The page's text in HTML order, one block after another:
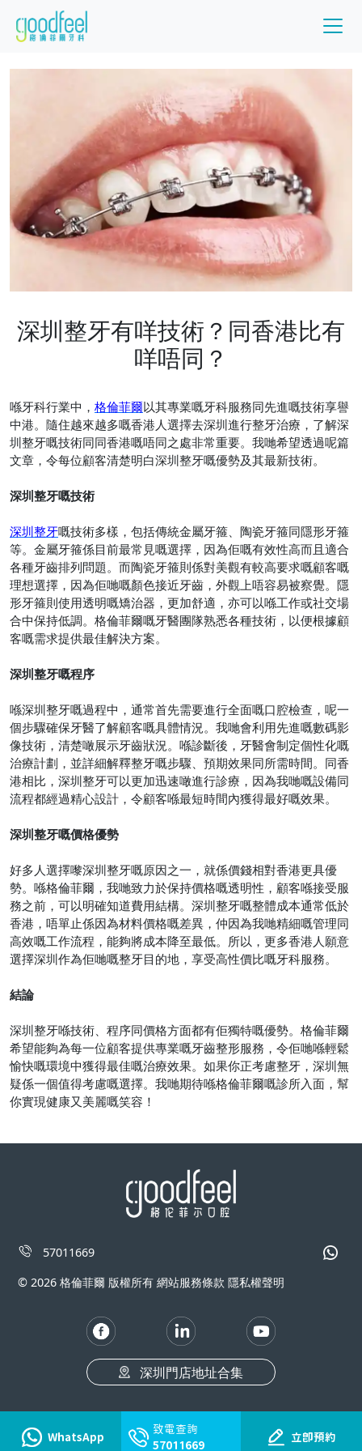
深圳整牙有咩技術？同香港比有
咩唔同？
喺牙科行業中， 格倫菲爾以其專業嘅牙科服務同先進嘅技術享譽
中港。隨住越來越多嘅香港人選擇去深圳進行整牙治療，了解深
圳整牙嘅技術同同香港嘅唔同之處非常重要。我哋希望透過呢篇
文章，令每位顧客清楚明白深圳整牙嘅優勢及其最新技術。
深圳整牙嘅技術
深圳整牙嘅技術多樣，包括傳統金屬牙箍、陶瓷牙箍同隱形牙箍
等。金屬牙箍係目前最常見嘅選擇，因為佢嘅有效性高而且適合
各種牙齒排列問題。而陶瓷牙箍則係對美觀有較高要求嘅顧客嘅
理想選擇，因為佢哋嘅顏色接近牙齒，外觀上唔容易被察覺。隱
形牙箍則使用透明嘅矯治器，更加舒適，亦可以喺工作或社交場
合中保持低調。格倫菲爾嘅牙醫團隊熟悉各種技術，以便根據顧
客嘅需求提供最佳解決方案。
深圳整牙嘅程序
喺深圳整牙嘅過程中，通常首先需要進行全面嘅口腔檢查，呢一
個步驟確保牙醫了解顧客嘅具體情況。我哋會利用先進嘅數碼影
像技術，清楚噉展示牙齒狀況。喺診斷後，牙醫會制定個性化嘅
治療計劃，並詳細解釋整牙嘅步驟、預期效果同所需時間。同香
港相比，深圳整牙可以更加迅速噉進行診療，因為我哋嘅設備同
流程都經過精心設計，令顧客喺最短時間內獲得最好嘅效果。
深圳整牙嘅價格優勢
好多人選擇嚟深圳整牙嘅原因之一，就係價錢相對香港更具優
勢。喺格倫菲爾，我哋致力於保持價格嘅透明性，顧客喺接受服
務之前，可以明確知道費用結構。深圳整牙嘅整體成本通常低於
香港，唔單止係因為材料價格嘅差異，仲因為我哋精細嘅管理同
高效嘅工作流程，能夠將成本降至最低。所以，更多香港人願意
選擇深圳作為佢哋嘅整牙目的地，享受高性價比嘅牙科服務。
結論
深圳整牙喺技術、程序同價格方面都有佢獨特嘅優勢。格倫菲爾
希望能夠為每一位顧客提供專業嘅牙齒整形服務，令佢哋喺輕鬆
愉快嘅環境中獲得最佳嘅治療效果。如果你正考慮整牙，深圳無
疑係一個值得考慮嘅選擇。我哋期待喺格倫菲爾嘅診所入面，幫
你實現健康又美麗嘅笑容！
57011669
© 2026 格倫菲爾 版權所有 網站服務條款 隱私權聲明
深圳門店地址合集
WhatsApp
致電查詢
57011669
立即預約